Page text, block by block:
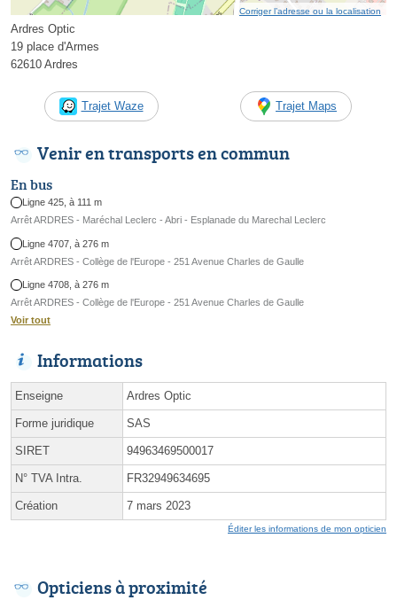
Corriger l’adresse ou la localisation
Ardres Optic
19 place d'Armes
62610 Ardres
Trajet Waze Trajet Maps
Venir en transports en commun
En bus
Ligne 425, à 111 m
Arrêt ARDRES - Maréchal Leclerc - Abri - Esplanade du Marechal Leclerc
Ligne 4707, à 276 m
Arrêt ARDRES - Collège de l'Europe - 251 Avenue Charles de Gaulle
Ligne 4708, à 276 m
Arrêt ARDRES - Collège de l'Europe - 251 Avenue Charles de Gaulle
Voir tout
Informations
Enseigne Ardres Optic
Forme juridique SAS
SIRET 94963469500017
N° TVA Intra. FR32949634695
Création 7 mars 2023
Éditer les informations de mon opticien
Opticiens à proximité